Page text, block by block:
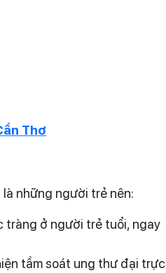
Thơ
những người trẻ nên:
tràng ở người trẻ tuổi, ngay
tầm soát ung thư đại trực